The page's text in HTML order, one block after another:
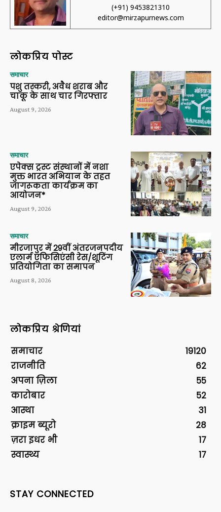
(+91) 9453821310
editor@mirzapurnews.com
लोकप्रिय पोस्ट
समाचार
पशु तस्करी, अवैध शराब और
चाकू के साथ चार गिरफ्तार
August 9, 2026
समाचार
एपेक्स ट्रस्ट संस्थानों में नशा
मुक्त भारत अभियान के तहत
जागरूकता कार्यक्रम का
आयोजन*
August 9, 2026
समाचार
मीरजापुर में 29वीं अंतरजनपदीय
एलार्म एफिसिएंसी रेस/शूटिंग
प्रतियोगिता का समापन
August 8, 2026
लोकप्रिय श्रेणियां
समाचार
19120
राजनीति
62
अपना ज़िला
55
कारोबार
52
आस्था
31
क्राइम ब्यूरो
28
ज़रा इधर भी
17
स्वास्थ्य
17
STAY CONNECTED